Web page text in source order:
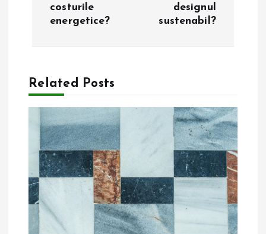
r
n
a
costurile
energetice?
designul
sustenabil?
Related Posts